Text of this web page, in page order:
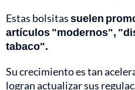
Estas bolsitassuelen
artículos "modernos",
tabaco".
Su crecimiento es tan
logran actualizar sus